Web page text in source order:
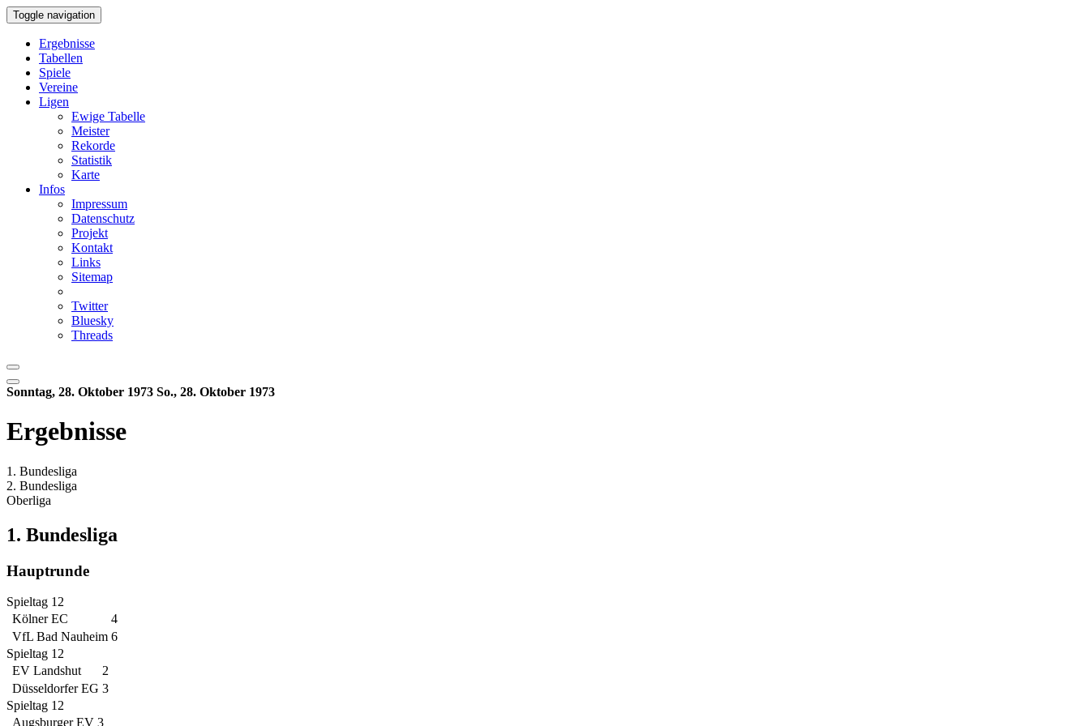
Toggle navigation
Ergebnisse
Tabellen
Spiele
Vereine
Ligen
Ewige Tabelle
Meister
Rekorde
Statistik
Karte
Infos
Impressum
Datenschutz
Projekt
Kontakt
Links
Sitemap
Twitter
Bluesky
Threads
Sonntag, 28. Oktober 1973 So., 28. Oktober 1973
Ergebnisse
1. Bundesliga
2. Bundesliga
Oberliga
1. Bundesliga
Hauptrunde
Spieltag 12
Kölner EC
4
VfL Bad Nauheim 6
Spieltag 12
EV Landshut
2
Düsseldorfer EG 3
Spieltag 12
Augsburger EV 3